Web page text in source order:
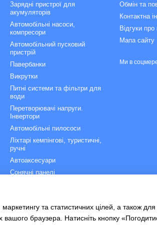
Зарядні пристрої для
акумуляторів
Автомобільні насоси,
компресори
Автомобільний пусковий
пристрій
Павербанки
Викрутки
Питні системи та фільтри для
води
Перетворювачі напруги.
Інвертори
Автомобільні пилососи
Ліхтарі кемпінгові, туристичні,
ручні
Автоаксесуари
Сонячні панелі
Велоаксесуари
Обмін та
Контактна
Відгуки
Мапа сайту
Ми в
та статистичних цілей, а також
браузера. Натисніть кнопку